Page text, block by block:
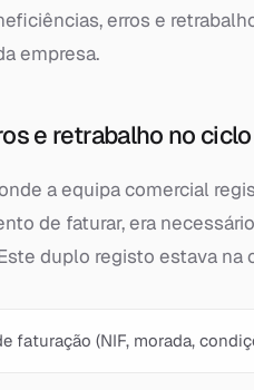
erros e
empresa.
e retrabalho no
a equipa comercial
de faturar, era
duplo registo estava na
faturação (NIF, morada,